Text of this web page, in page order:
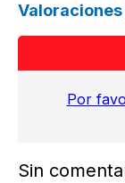
Por
Sin